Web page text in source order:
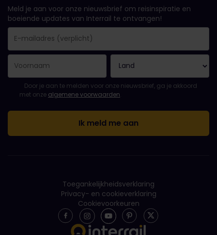
Meld je aan voor onze nieuwsbrief om reisinspiratie en
boeiende updates van Interrail te ontvangen!
E-mailadres is een verplicht veld!
E-mailadres is ongeldig!
Fout bij het abonneren op de nieuwsbrief. Probeer het later
Je hebt je al geabonneerd op deze nieuwsbrief!
Ga akkoord met de algemene voorwaarden om je in te
Door je aan te melden voor onze nieuwsbrief, ga je akkoord
met onze algemene voorwaarden.
Toegankelijkheidsverklaring
Privacy- en cookieverklaring
Cookievoorkeuren